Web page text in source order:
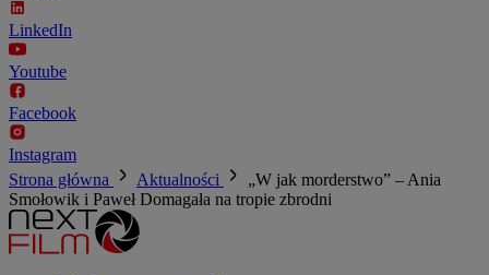
LinkedIn
Youtube
Facebook
Instagram
Strona główna
Aktualności
„W jak morderstwo” – Ania
Smołowik i Paweł Domagała na tropie zbrodni